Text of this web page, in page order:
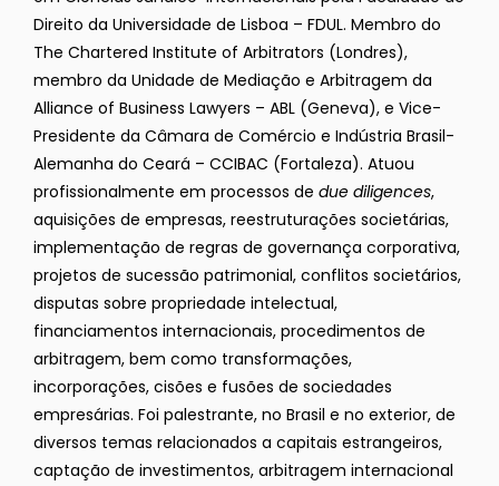
Direito da Universidade de Lisboa – FDUL. Membro do
The Chartered Institute of Arbitrators (Londres),
membro da Unidade de Mediação e Arbitragem da
Alliance of Business Lawyers – ABL (Geneva), e Vice-
Presidente da Câmara de Comércio e Indústria Brasil-
Alemanha do Ceará – CCIBAC (Fortaleza). Atuou
profissionalmente em processos de due diligences,
aquisições de empresas, reestruturações societárias,
implementação de regras de governança corporativa,
projetos de sucessão patrimonial, conflitos societários,
disputas sobre propriedade intelectual,
financiamentos internacionais, procedimentos de
arbitragem, bem como transformações,
incorporações, cisões e fusões de sociedades
empresárias. Foi palestrante, no Brasil e no exterior, de
diversos temas relacionados a capitais estrangeiros,
captação de investimentos, arbitragem internacional